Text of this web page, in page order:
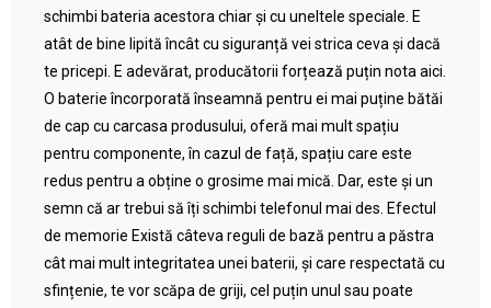
schimbi bateria acestora chiar și cu uneltele speciale. E
atât de bine lipită încât cu siguranță vei strica ceva și dacă
te pricepi. E adevărat, producătorii forțează puțin nota aici.
O baterie încorporată înseamnă pentru ei mai puține bătăi
de cap cu carcasa produsului, oferă mai mult spațiu
pentru componente, în cazul de față, spațiu care este
redus pentru a obține o grosime mai mică. Dar, este și un
semn că ar trebui să îți schimbi telefonul mai des. Efectul
de memorie Există câteva reguli de bază pentru a păstra
cât mai mult integritatea unei baterii, și care respectată cu
sfințenie, te vor scăpa de griji, cel puțin unul sau poate